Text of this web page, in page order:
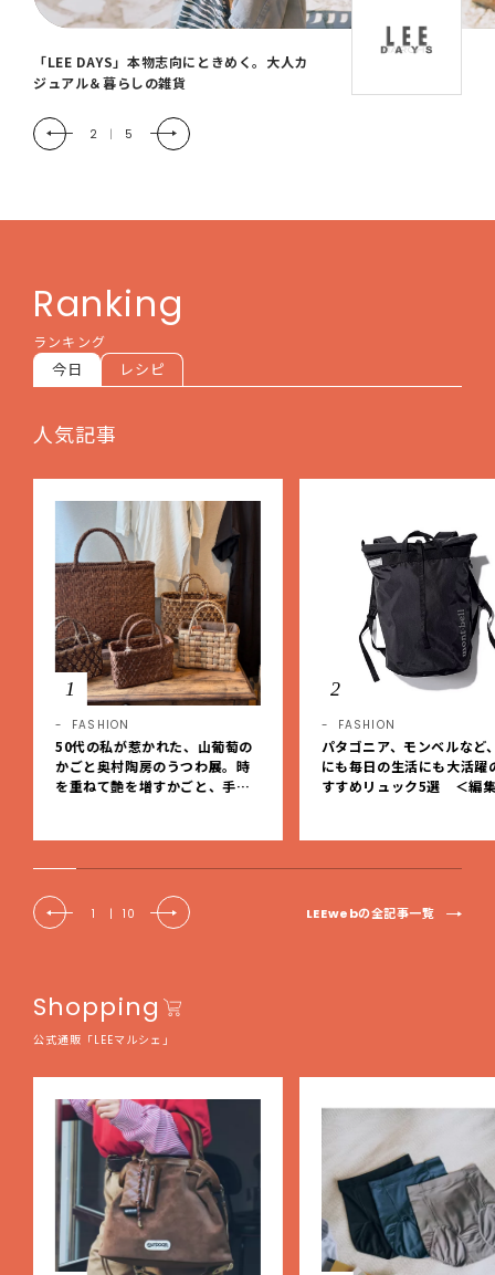
「LEE DAYS」本物志向にときめく。大人カ
ジュアル＆暮らしの雑貨
2 | 5
Ranking
ランキング
今日 レシピ
人気記事
1
FASHION
50代の私が惹かれた、山葡萄の
かごと奥村陶房のうつわ展。時
を重ねて艶を増すかごと、手仕
2
FASHION
パタゴニア、モンベルなど
にも毎日の生活にも大活躍
すすめリュック5選 ＜編
1 | 10 LEEwebの全記事一覧
Shopping
公式通販「LEEマルシェ」